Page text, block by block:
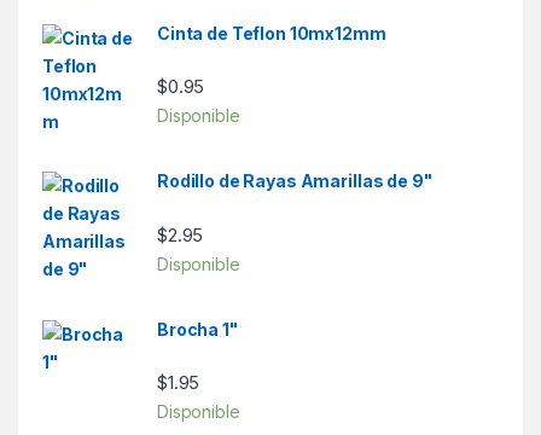
Cinta de Teflon 10mx12mm
$0.95
Disponible
Rodillo de Rayas Amarillas de 9"
$2.95
Disponible
Brocha 1"
$1.95
Disponible